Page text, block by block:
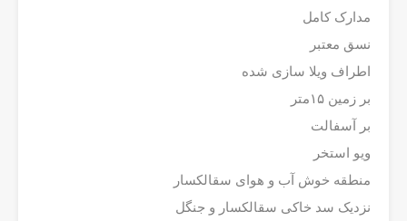
مدارک کامل
نسق معتبر
اطراف ویلا سازی شده
بر زمین ۱۵متر
بر آسفالت
ویو استخر
منطقه خوش آب و هوای سقالکسار
نزدیک سد خاکی سقالکسار و جنگل